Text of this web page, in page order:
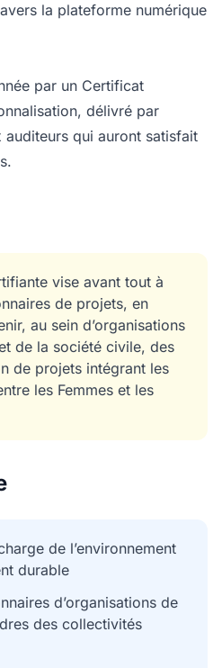
la plateforme numérique
par un Certificat
délivré par
auditeurs qui auront satisfait
vise avant tout à
de projets, en
au sein d’organisations
de la société civile, des
de projets intégrant les
les Femmes et les
de l’environnement
durable
d’organisations de
des collectivités